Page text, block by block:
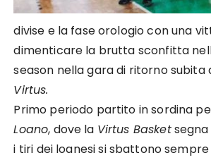
divise e la fase orologio con una
dimenticare la brutta sconfitta
season nella gara di ritorno subita
Virtus.
Primo periodo partito in sordina
Loano, dove la Virtus Basketsegna
i tiri dei loanesisi sbattono sempre